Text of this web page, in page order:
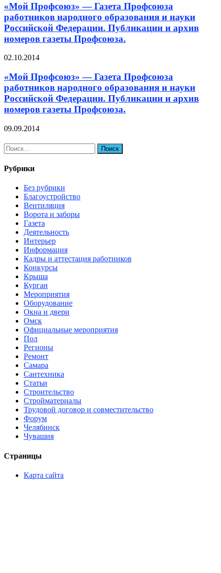
«Мой Профсоюз» — Газета Профсоюза
работников народного образования и науки
Российской Федерации. Публикации и архив
номеров газеты Профсоюза.
02.10.2014
«Мой Профсоюз» — Газета Профсоюза
работников народного образования и науки
Российской Федерации. Публикации и архив
номеров газеты Профсоюза.
09.09.2014
Найти:
Рубрики
Без рубрики
Благоустройство
Вентиляция
Ворота и заборы
Газета
Деятельность
Интерьер
Информация
Кадры и аттестация работников
Конкурсы
Крыша
Курган
Мероприятия
Оборудование
Окна и двери
Омск
Официальные мероприятия
Пол
Регионы
Ремонт
Самара
Сантехника
Статьи
Строительство
Стройматериалы
Трудовой договор и совместительство
Форум
Челябинск
Чувашия
Страницы
Карта сайта